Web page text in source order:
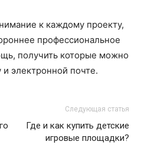
к каждому проекту,
профессиональное
получить которые можно
электронной почте.
Следующая статья
Где и как купить детские
игровые площадки?